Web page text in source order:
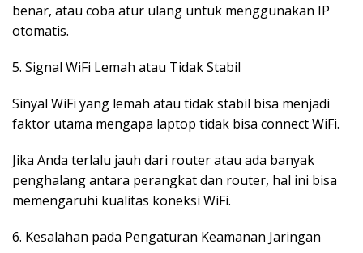
benar, atau coba atur ulang untuk menggunakan IP
otomatis.
5. Signal WiFi Lemah atau Tidak Stabil
Sinyal WiFi yang lemah atau tidak stabil bisa menjadi
faktor utama mengapa laptop tidak bisa connect WiFi.
Jika Anda terlalu jauh dari router atau ada banyak
penghalang antara perangkat dan router, hal ini bisa
memengaruhi kualitas koneksi WiFi.
6. Kesalahan pada Pengaturan Keamanan Jaringan